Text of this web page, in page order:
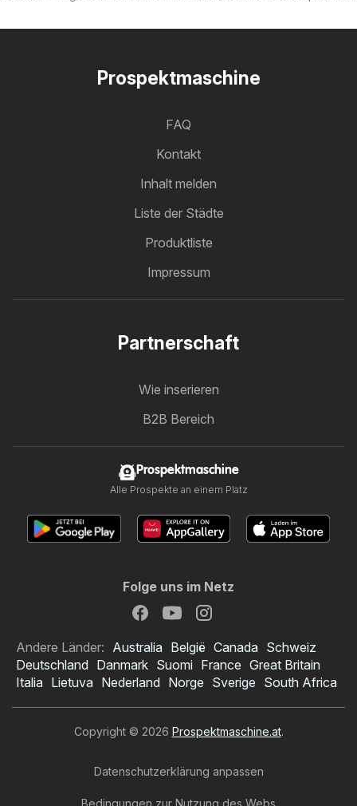
Prospektmaschine
FAQ
Kontakt
Inhalt melden
Liste der Städte
Produktliste
Impressum
Partnerschaft
Wie inserieren
B2B Bereich
Prospektmaschine
Alle Prospekte an einem Platz
Folge uns im Netz
Andere Länder: Australia België Canada Schweiz
Deutschland Danmark Suomi France Great Britain
Italia Lietuva Nederland Norge Sverige South Africa
Copyright © 2026 Prospektmaschine.at.
Datenschutzerklärung anpassen